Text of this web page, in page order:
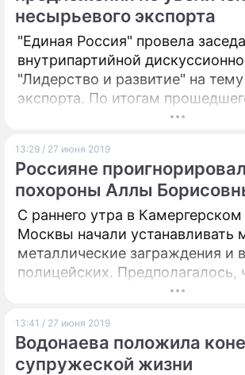
несырьевого экспорта
"Единая Россия" провела
внутрипартийной
"Лидерство и развитие" на
экспорта. По итогам
мероприятия будет создан
отрасли, который будет
министру России,
Дмитрию Медведеву.
13:29 / 27 июня 2019
Россияне
похороны Аллы
С раннего утра в Камергерском
Москвы начали
металлические заграждения и
полицейских. Предполагалось,
тут будет столпотворение –
аншлага, увы, не случилось...
13:41 / 27 июня 2019
Водонаева положила
супружеской жизни